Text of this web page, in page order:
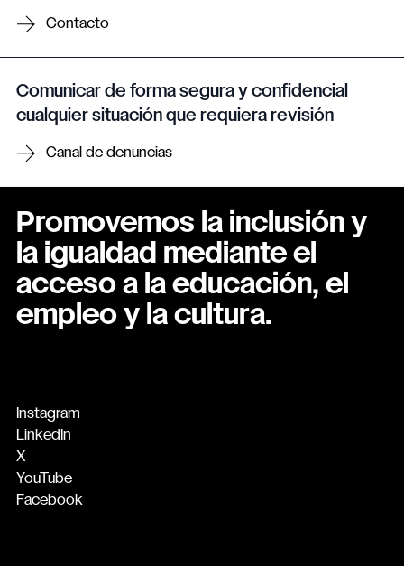
Contacto
Comunicar de forma segura y confidencial
cualquier situación que requiera revisión
Canal de denuncias
Promovemos la inclusión y
la igualdad mediante el
acceso a la educación, el
empleo y la cultura.
Instagram
LinkedIn
X
YouTube
Facebook